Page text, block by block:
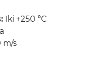
Iki +250 °C
m/s